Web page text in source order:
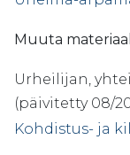
Muuta
Urheilijan,
(päivitetty 08/
Kohdistus- ja